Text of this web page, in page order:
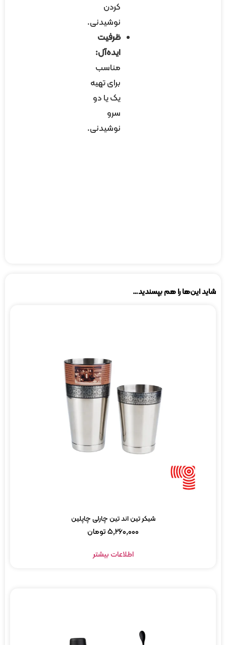
کردن
نوشیدنی.
ظرفیت
ایده‌آل:
مناسب
برای تهیه
یک یا دو
سرو
نوشیدنی.
شاید این‌ها را هم بپسندید…
شیکر تین اند تین چارلی چاپلین
۵,۲۶۰,۰۰۰تومان
اطلاعات بیشتر